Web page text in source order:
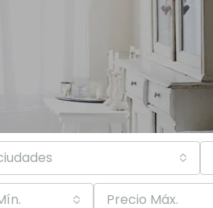
Precio Máx.